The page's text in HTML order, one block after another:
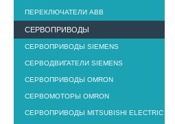
ПЕРЕКЛЮЧАТЕЛИ ABB
СЕРВОПРИВОДЫ
СЕРВОПРИВОДЫ SIEMENS
СЕРВОДВИГАТЕЛИ SIEMENS
СЕРВОПРИВОДЫ OMRON
СЕРВОМОТОРЫ OMRON
СЕРВОПРИВОДЫ MITSUBISHI ELECTRIC